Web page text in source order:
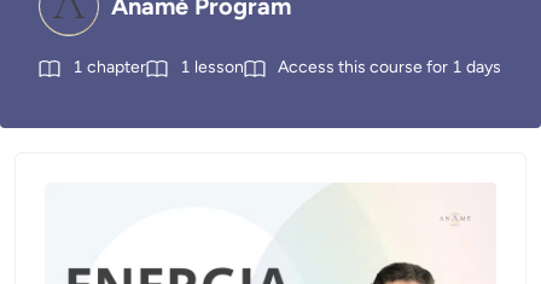
Anamé Program
1 chapter 1 lesson Access this course for 1 days